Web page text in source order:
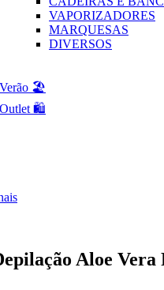
VAPORIZADORES
MARQUESAS
DIVERSOS
🏖️
🛍️
Aloe Vera